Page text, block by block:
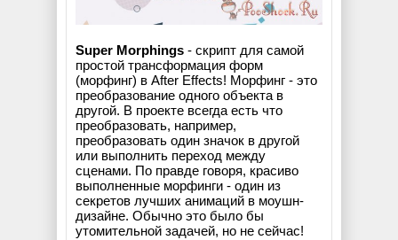
Super Morphings - скрипт для самой
простой трансформация форм
(морфинг) в After Effects! Морфинг - это
преобразование одного объекта в
другой. В проекте всегда есть что
преобразовать, например,
преобразовать один значок в другой
или выполнить переход между
сценами. По правде говоря, красиво
выполненные морфинги - один из
секретов лучших анимаций в моушн-
дизайне. Обычно это было бы
утомительной задачей, но не сейчас!